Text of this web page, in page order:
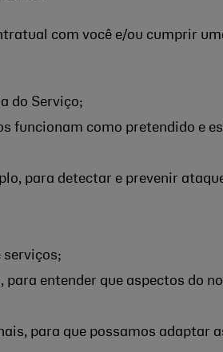
com você e/ou cumprir
do Serviço;
funcionam como pretendido e
para detectar e prevenir
serviços;
entender que aspectos do
para que possamos adaptar